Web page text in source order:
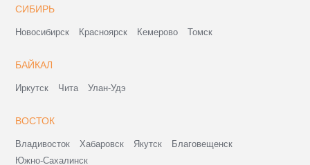
СИБИРЬ
Новосибирск Красноярск Кемерово Томск
БАЙКАЛ
Иркутск Чита Улан-Удэ
ВОСТОК
Владивосток Хабаровск Якутск
Благовещенск
Южно-Сахалинск